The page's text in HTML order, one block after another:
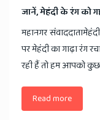
जानें, मेहंदी के रंग को
महानगर
पर मेहंदी का गाढ़ा रंग
रही हैं तो हम आपको
Read more